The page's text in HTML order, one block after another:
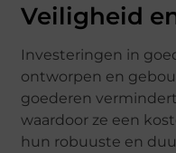
Veiligheid
Investeringen in
ontworpen en
goederen
waardoor ze een
hun robuuste en